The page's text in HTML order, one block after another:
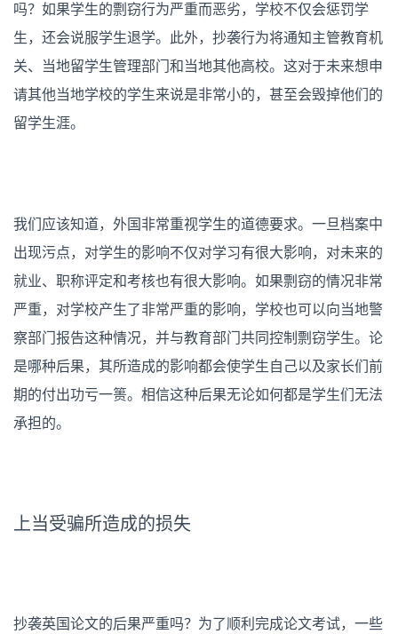
吗？如果学生的剽窃行为严重而恶劣，学校不仅会惩罚学
生，还会说服学生退学。
此外，抄袭行为将通知主管教育机
关、当地留学生管理部门和当地其他高校。这对于未来想申
请其他当地学校的学生来说是非常小的，甚至会毁掉他们的
留学生涯。
我们应该知道，外国非常重视学生的道德要求。一旦档案中
出现污点，对学生的影响不仅对学习有很大影响，对未来的
就业、职称评定和考核也有很大影响。如果剽窃的情况非常
严重，对学校产生了非常严重的影响，学校也可以向当地警
察部门报告这种情况，并与教育部门共同控制剽窃学生。 论
是哪种后果，其所造成的影响都会使学生自己以及家长们前
期的付出功亏一篑。相信这种后果无论如何都是学生们无法
承担的。
上当受骗所造成的损失
抄袭英国论文的后果严重吗？为了顺利完成论文考试，一些